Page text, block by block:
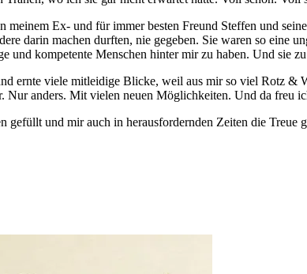
Ex- und für immer besten Freund Steffen und
darin machen durften, nie gegeben. Sie waren so eine
und kompetente Menschen hinter mir zu haben. Und sie
ernte viele mitleidige Blicke, weil aus mir so viel Rotz &
anders. Mit vielen neuen Möglichkeiten. Und da freu
und mir auch in herausfordernden Zeiten die